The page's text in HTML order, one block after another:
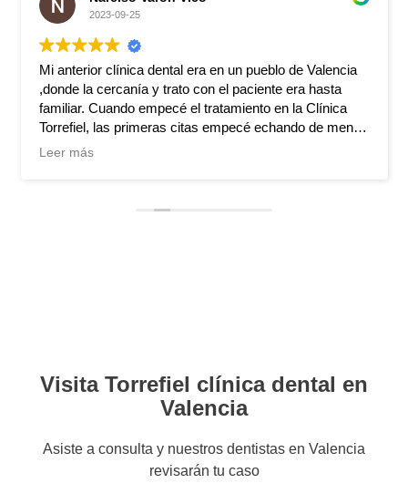
2023-09-25
Mi anterior clínica dental era en un pueblo de Valencia
,donde la cercanía y trato con el paciente era hasta
familiar. Cuando empecé el tratamiento en la Clínica
Torrefiel, las primeras citas empecé echando de menos
la anterior atención dentista-paciente ,pero al paso del
Leer más
Visita Torrefiel clínica dental en
Valencia
Asiste a consulta y nuestros dentistas en Valencia
revisarán tu caso